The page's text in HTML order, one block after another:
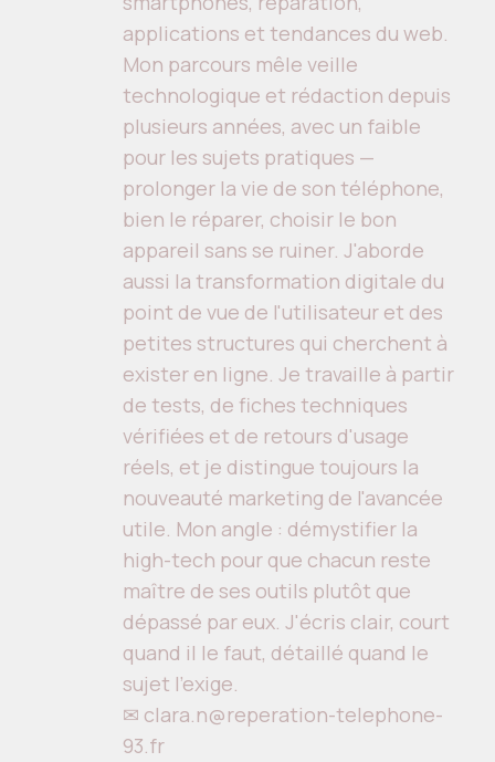
applications et tendances du web.
Mon parcours mêle veille
technologique et rédaction depuis
plusieurs années, avec un faible
pour les sujets pratiques —
prolonger la vie de son téléphone,
bien le réparer, choisir le bon
appareil sans se ruiner. J'aborde
aussi la transformation digitale du
point de vue de l'utilisateur et des
petites structures qui cherchent à
exister en ligne. Je travaille à partir
de tests, de fiches techniques
vérifiées et de retours d'usage
réels, et je distingue toujours la
nouveauté marketing de l'avancée
utile. Mon angle : démystifier la
high-tech pour que chacun reste
maître de ses outils plutôt que
dépassé par eux. J'écris clair, court
quand il le faut, détaillé quand le
sujet l'exige.
✉ clara.n@reperation-telephone-
93.fr